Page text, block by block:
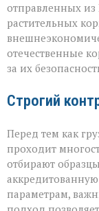
отправленных из
растительных
отечественные
за их
Строгий
Перед тем как
проходит
отбирают
параметрам,